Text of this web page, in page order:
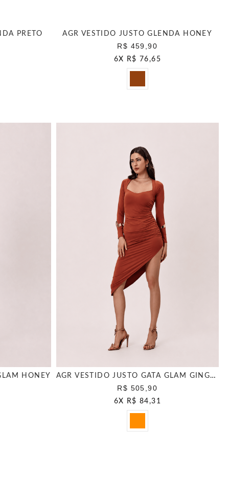
PRETO AGR VESTIDO JUSTO GLENDA HONEY
R$ 459,90
6X R$ 76,65
HONEY AGR VESTIDO JUSTO GATA GLAM GINGER
R$ 505,90
6X R$ 84,31